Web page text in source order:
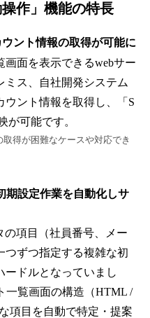
作」機能の特長
ント情報の取得が可能に
面を表示できるwebサー
ミス、自社開発システム
ウント情報を取得し、「S
が可能です。
得が困難なケースや対応でき
期設定作業を自動化しサ
項目（社員番号、メー
つずつ指定する複雑な初
ードルとなっていまし
一覧画面の構造（HTML /
項目を自動で特定・提案